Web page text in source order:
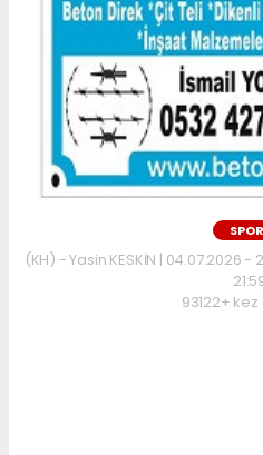
SPOR
(KH) - Yasin KESKİN | 04.07.2026
93122+